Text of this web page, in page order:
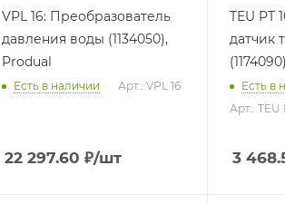
VPL 16: Преобразователь
давления воды (1134050),
Produal
Есть в наличии Арт.: VPL 16
22 297.60 ₽/шт
TEU PT
датчик
Есть в
Арт.: TEU
3